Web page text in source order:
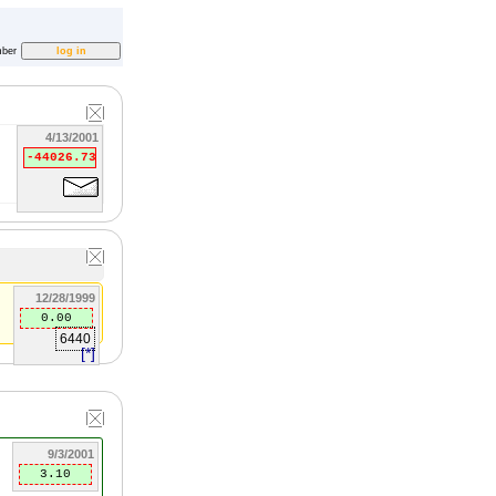
4/13/2001
-44026.73
12/28/1999
0.00
6440
[*]
9/3/2001
3.10